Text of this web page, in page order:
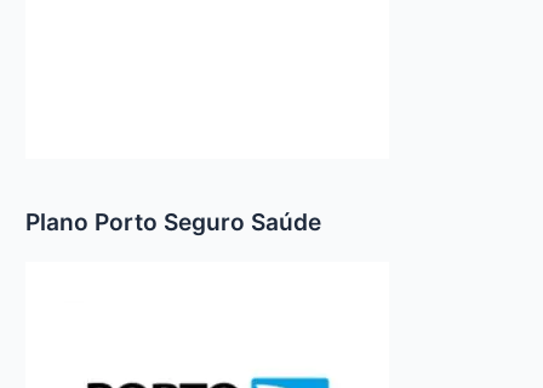
Plano Porto Seguro Saúde